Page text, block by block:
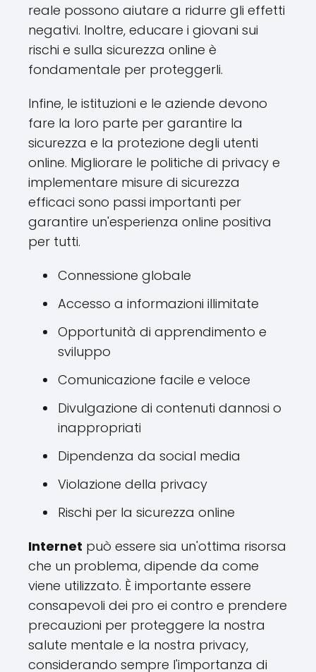
reale possono aiutare a ridurre gli effetti
negativi. Inoltre, educare i giovani sui
rischi e sulla sicurezza online è
fondamentale per proteggerli.
Infine, le istituzioni e le aziende devono
fare la loro parte per garantire la
sicurezza e la protezione degli utenti
online. Migliorare le politiche di privacy e
implementare misure di sicurezza
efficaci sono passi importanti per
garantire un'esperienza online positiva
per tutti.
Connessione globale
Accesso a informazioni illimitate
Opportunità di apprendimento e
sviluppo
Comunicazione facile e veloce
Divulgazione di contenuti dannosi o
inappropriati
Dipendenza da social media
Violazione della privacy
Rischi per la sicurezza online
Internet può essere sia un'ottima risorsa
che un problema, dipende da come
viene utilizzato. È importante essere
consapevoli dei pro ei contro e prendere
precauzioni per proteggere la nostra
salute mentale e la nostra privacy,
considerando sempre l'importanza di